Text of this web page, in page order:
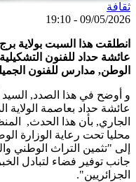
ثقافة
09/05/2026 - 19:10
انطلقت هذا السبت بولاية
الوطن, مدارس للفنون
و أوضح في هذا الصدد, السيد
الجاري, بأن هذا الحدث,
محليا تحت رعاية الوزارة
إلى "تثمين التراث الوطني
جانب توفير فضاء لتبادل
الجزائريين".